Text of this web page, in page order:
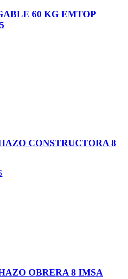
60 KG EMTOP
CONSTRUCTORA 8
OBRERA 8 IMSA